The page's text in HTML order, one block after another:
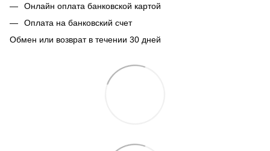
Онлайн оплата банковской картой
Оплата на банковский счет
Обмен или возврат в течении 30 дней